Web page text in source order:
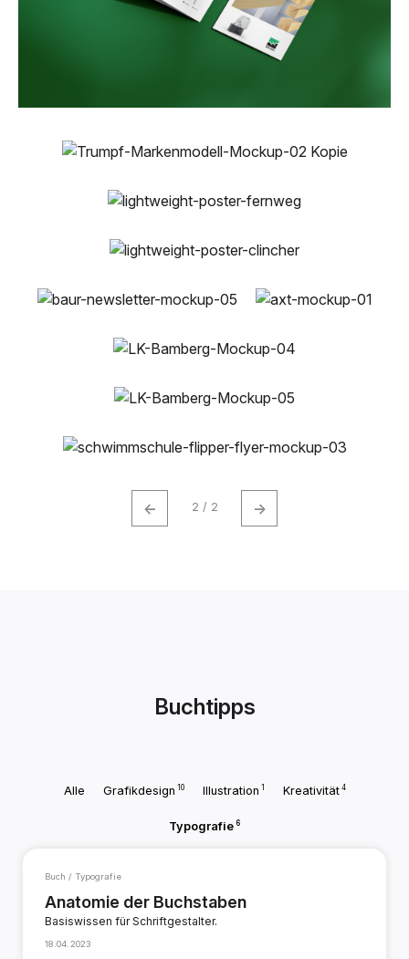
← 2 / 2 →
Buchtipps
Alle Grafikdesign 10 Illustration 1 Kreativität4
Typografie 6
Buch / Typografie
Anatomie der Buchstaben
Basiswissen für Schriftgestalter.
18.04.2023